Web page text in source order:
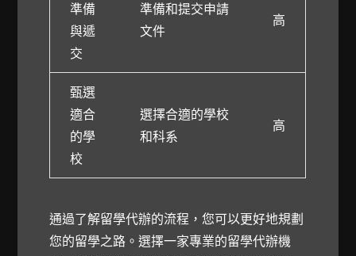
準備
與遞
交
準備和提交申請
文件
高
甄選
適合
的學
校
選擇合適的學校
和科系
高
通過了解留學代辦的流程，您可以更好地規劃
您的留學之路。選擇一家專業的留學代辦機